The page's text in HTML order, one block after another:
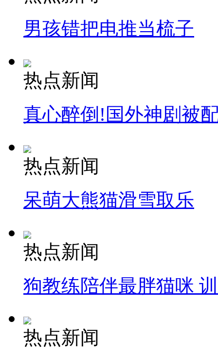
男孩错把电推当梳子
热点新闻
真心醉倒!国外神剧被
热点新闻
呆萌大熊猫滑雪取乐
热点新闻
狗教练陪伴最胖猫咪
热点新闻